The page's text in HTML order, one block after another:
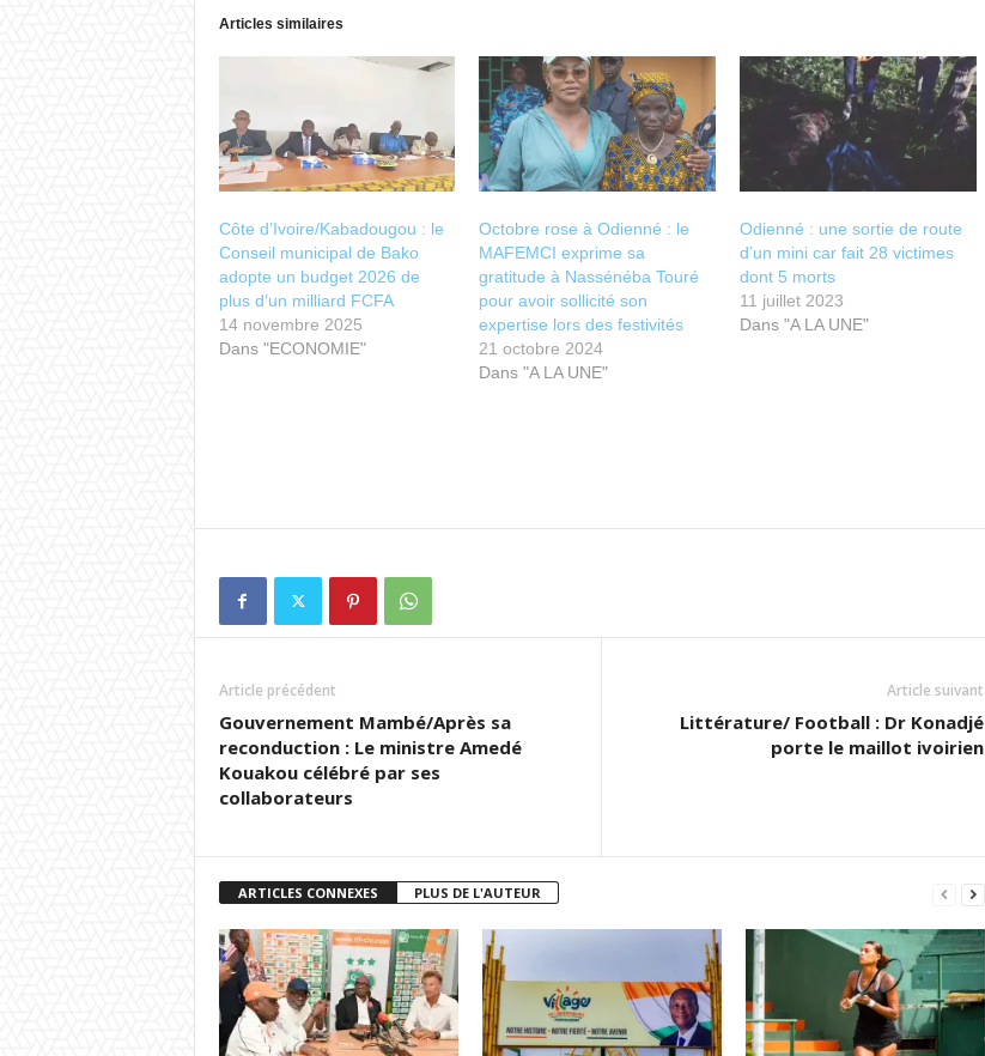
Articles similaires
Côte d’Ivoire/Kabadougou : le
Conseil municipal de Bako
adopte un budget 2026 de
plus d’un milliard FCFA
14 novembre 2025
Dans "ECONOMIE"
Octobre rose à Odienné : le
MAFEMCI exprime sa
gratitude à Nassénéba Touré
pour avoir sollicité son
expertise lors des festivités
21 octobre 2024
Dans "A LA UNE"
Odienné : une sortie de route
d’un mini car fait 28 victimes
dont 5 morts
11 juillet 2023
Dans "A LA UNE"
Article précédent
Gouvernement Mambé/Après sa
reconduction : Le ministre Amedé
Kouakou célébré par ses
collaborateurs
Article suivant
Littérature/ Football : Dr Konadjé
porte le maillot ivoirien
ARTICLES CONNEXES PLUS DE L'AUTEUR